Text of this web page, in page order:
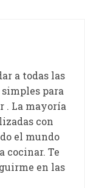
a todas las
para
. La mayoría
con
el mundo
cocinar. Te
en las